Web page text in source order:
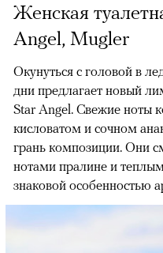
Женская
Angel, Mugler
Окунуться с головой в
дни предлагает новый
Star Angel. Свежие ноты
кисловатом и сочном
грань композиции. Они
нотами пралине и
знаковой особенностью